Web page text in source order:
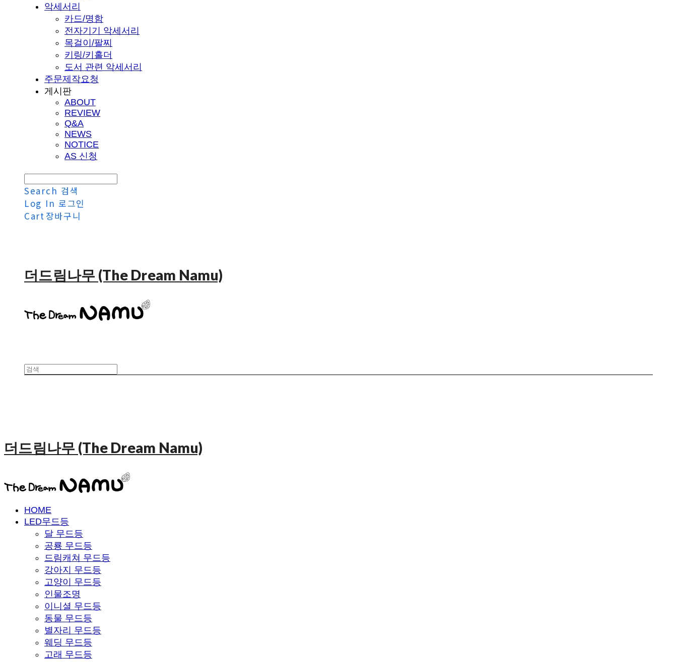
악세서리
카드/명함
전자기기 악세서리
목걸이/팔찌
키링/키홀더
도서 관련 악세서리
주문제작요청
게시판
ABOUT
REVIEW
Q&A
NEWS
NOTICE
AS 신청
Search 검색
Log In 로그인
Cart 장바구니
더드림나무 (The Dream Namu)
더드림나무 (The Dream Namu)
HOME
LED무드등
달 무드등
공룡 무드등
드림캐쳐 무드등
강아지 무드등
고양이 무드등
인물조명
이니셜 무드등
동물 무드등
별자리 무드등
웨딩 무드등
고래 무드등